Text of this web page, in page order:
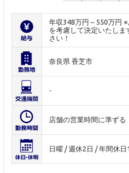
年収348万円～550万円
を考慮して決定いたし
さい！
奈良県 香芝市
-
店舗の営業時間に準ずる
日曜 / 週休2日 / 年間休日